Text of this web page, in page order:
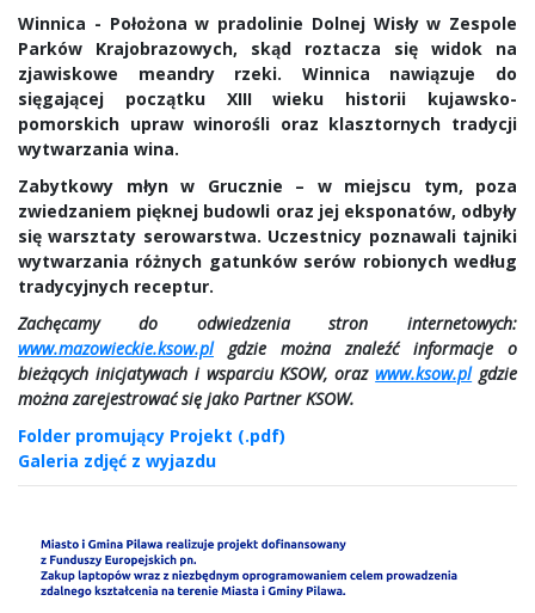
Winnica - Położona w pradolinie Dolnej Wisły w Zespole
Parków Krajobrazowych, skąd roztacza się widok na
zjawiskowe meandry rzeki. Winnica nawiązuje do
sięgającej początku XIII wieku historii kujawsko-
pomorskich upraw winorośli oraz klasztornych tradycji
wytwarzania wina.
Zabytkowy młyn w Grucznie – w miejscu tym, poza
zwiedzaniem pięknej budowli oraz jej eksponatów, odbyły
się warsztaty serowarstwa. Uczestnicy poznawali tajniki
wytwarzania różnych gatunków serów robionych według
tradycyjnych receptur.
Zachęcamy do odwiedzenia stron internetowych:
www.mazowieckie.ksow.plgdzie można znaleźć informacje o
bieżących inicjatywach i wsparciu KSOW, orazwww.ksow.pl gdzie
można zarejestrować się jako Partner KSOW.
Folder promujący Projekt (.pdf)
Galeria zdjęć z wyjazdu